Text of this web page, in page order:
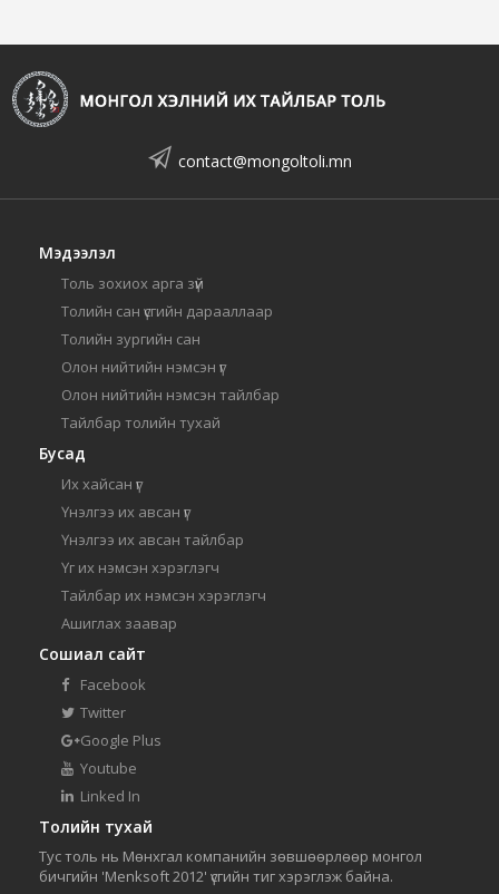
contact@mongoltoli.mn
Мэдээлэл
Толь зохиох арга зүй
Толийн сан үсгийн дарааллаар
Толийн зургийн сан
Олон нийтийн нэмсэн үг
Олон нийтийн нэмсэн тайлбар
Тайлбар толийн тухай
Бусад
Их хайсан үг
Үнэлгээ их авсан үг
Үнэлгээ их авсан тайлбар
Үг их нэмсэн хэрэглэгч
Тайлбар их нэмсэн хэрэглэгч
Ашиглах заавар
Сошиал сайт
Facebook
Twitter
Google Plus
Youtube
Linked In
Толийн тухай
Тус толь нь Мөнхгал компанийн зөвшөөрлөөр монгол
бичгийн 'Menksoft 2012' үсгийн тиг хэрэглэж байна.